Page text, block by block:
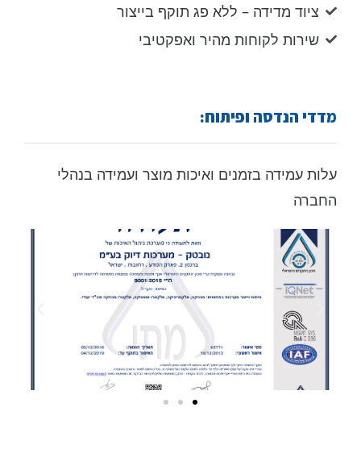
ציוד מדידה – ללא פג תוקף בייצור
שירות לקוחות מהיר ואפקטיבי
מדדי הנדסה ופיתוח:
עלות עמידה בזמנים ואיכות מוצר ועמידה בנהלי
החברה